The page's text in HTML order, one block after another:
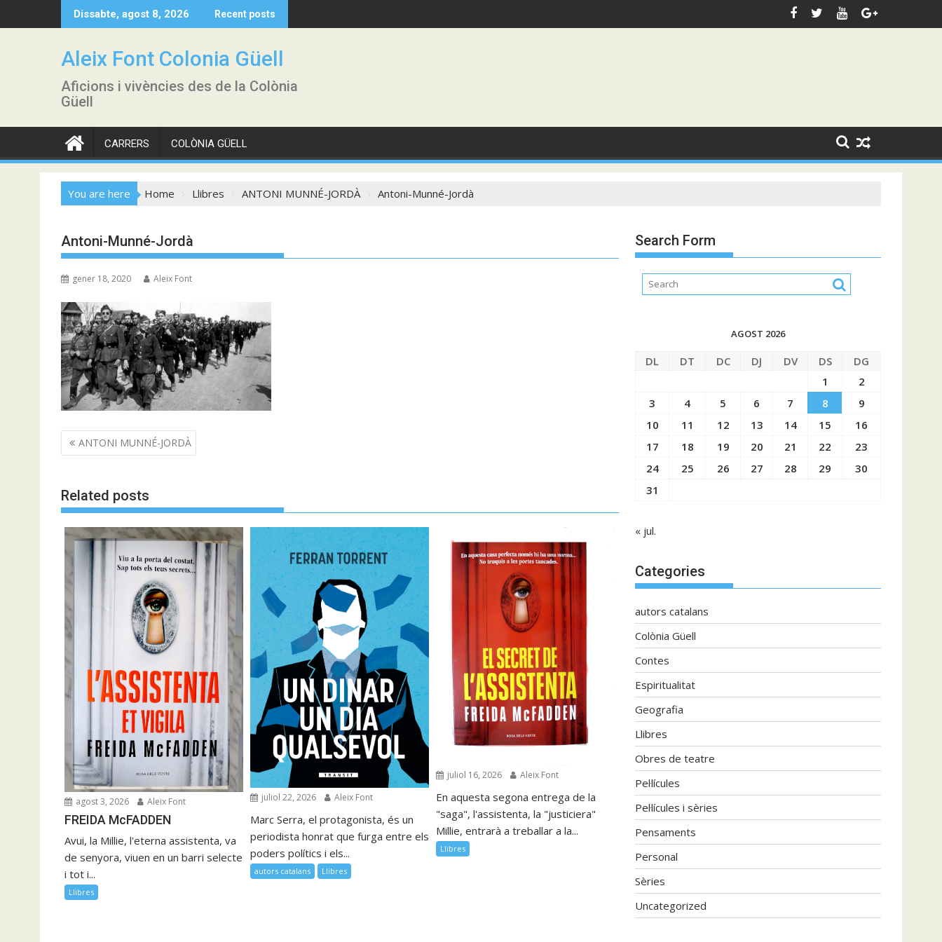
to
Dissabte, agost 8, 2026 Recent posts
Aleix Font Colonia Güell
Aficions i vivències des de la Colònia
Güell
CARRERS COLÒNIA GÜELL
You are here Home Llibres ANTONI MUNNÉ-JORDÀ Antoni-Munné-Jordà
Antoni-Munné-Jordà
gener 18, 2020 Aleix Font
Navegació
d'entrades
ANTONI MUNNÉ-JORDÀ
Related posts
agost 3, 2026 Aleix Font
FREIDA McFADDEN
Avui, la Millie, l'eterna assistenta, va
de senyora, viuen en un barri selecte
i tot i...
Llibres
juliol 22, 2026 Aleix Font
Marc Serra, el protagonista, és un
periodista honrat que furga entre els
poders polítics i els...
autors catalans Llibres
juliol 16, 2026 Aleix Font
En aquesta segona entrega de la
"saga", l'assistenta, la "justiciera"
Millie, entrarà a treballar a la...
Llibres
Search Form
AGOST 2026
DL DT DC DJ DV DS
DG
1
2
3
4 5 6 7 8
9
10
11 12 13 14 15
16
17
18 19 20 21 22
23
24
25 26 27 28 29
30
31
« jul.
Categories
autors catalans
Colònia Güell
Contes
Espiritualitat
Geografia
Llibres
Obres de teatre
Pel·lícules
Pel·lícules i sèries
Pensaments
Personal
Sèries
Uncategorized